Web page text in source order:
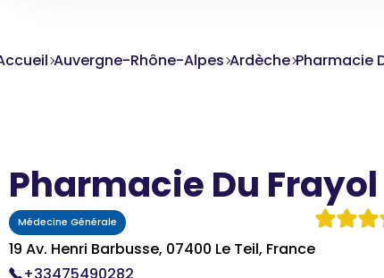
Auvergne-Rhône-Alpes Ardèche Pharmacie
Pharmacie Du Frayol
Médecine Générale
19 Av. Henri Barbusse, 07400 Le Teil, France